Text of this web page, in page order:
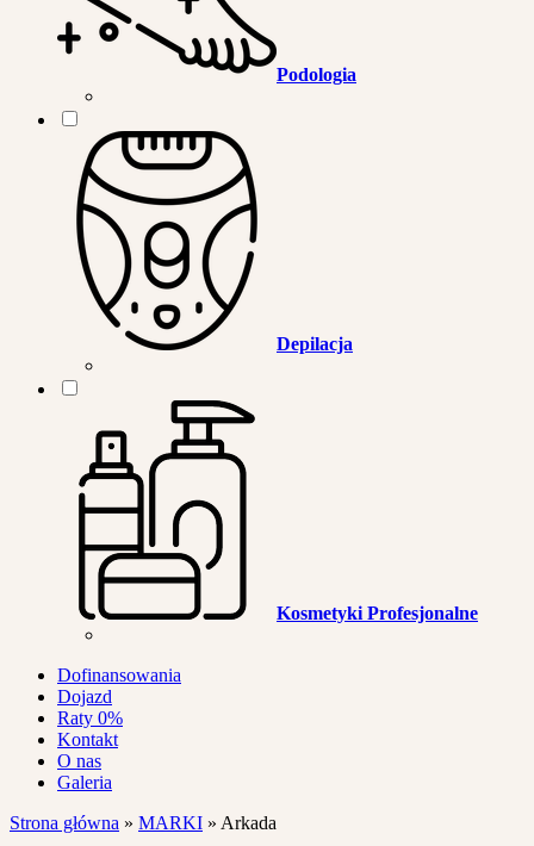
Podologia
Depilacja
Kosmetyki Profesjonalne
Dofinansowania
Dojazd
Raty 0%
Kontakt
O nas
Galeria
Strona główna » MARKI » Arkada